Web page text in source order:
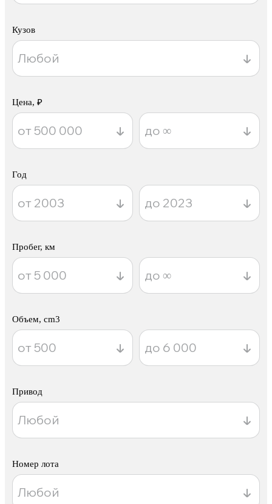
Кузов
Цена, ₽
Год
Пробег, км
Объем, cm3
Привод
Номер лота